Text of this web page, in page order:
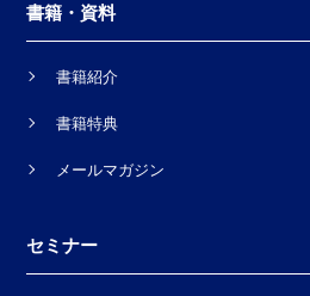
書籍・資料
書籍紹介
書籍特典
メールマガジン
セミナー